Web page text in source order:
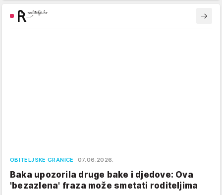
OBITELJSKE GRANICE 07.06.2026.
Baka upozorila druge bake i djedove: Ova
'bezazlena' fraza može smetati roditeljima